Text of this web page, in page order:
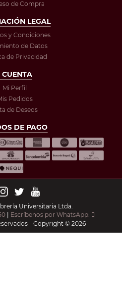
de Compra
LEGAL
y Condiciones
de Datos
de Privacidad
CUENTA
Mi Perfil
Pedidos
de Deseos
DE PAGO
Universitaria Ltda.
Escríbenos por WhatsApp:
- Copyright © 2026